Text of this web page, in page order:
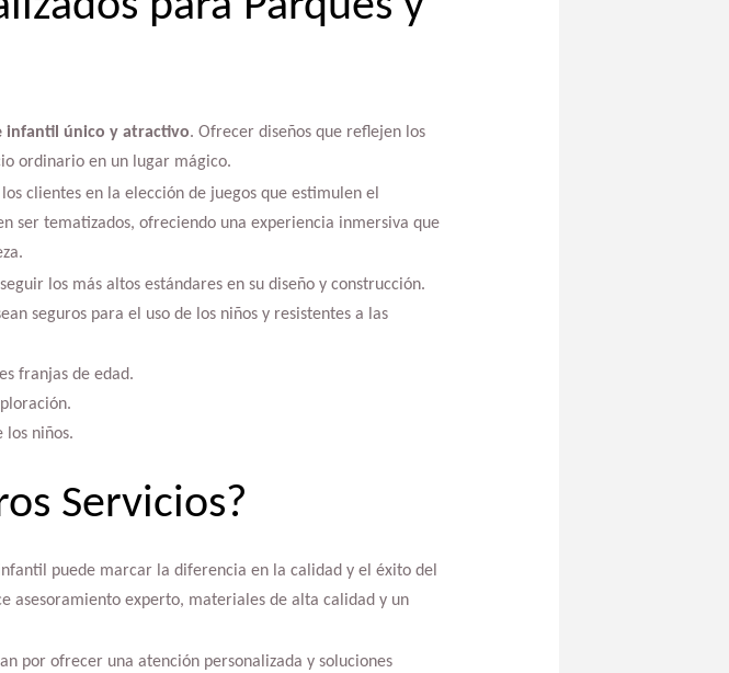
infantil único y atractivo. Ofrecer diseños que reflejen los
ordinario en un lugar mágico.
clientes en la elección de juegos que estimulen el
ser tematizados, ofreciendo una experiencia inmersiva que
los más altos estándares en su diseño y construcción.
seguros para el uso de los niños y resistentes a las
franjas de edad.
los niños.
Servicios?
puede marcar la diferencia en la calidad y el éxito del
asesoramiento experto, materiales de alta calidad y un
por ofrecer una atención personalizada y soluciones